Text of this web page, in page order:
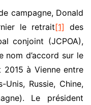
campagne, Donald
le retrait[1] des
conjoint (JCPOA),
nom d’accord sur le
2015 à Vienne entre
Russie, Chine,
Le président